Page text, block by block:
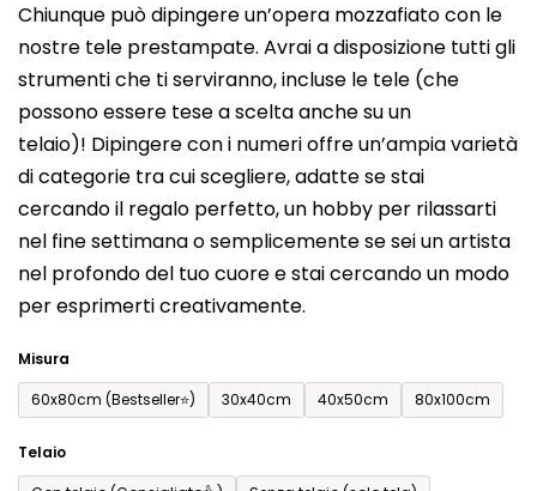
Chiunque può dipingere un’opera mozzafiato con le
nostre tele prestampate. Avrai a disposizione tutti gli
strumenti che ti serviranno, incluse le tele (che
possono essere tese a scelta anche su un
telaio)! Dipingere con i numeri offre un’ampia varietà
di categorie tra cui scegliere, adatte se stai
cercando il regalo perfetto, un hobby per rilassarti
nel fine settimana o semplicemente se sei un artista
nel profondo del tuo cuore e stai cercando un modo
per esprimerti creativamente.
Misura
60x80cm (Bestseller⭐)
30x40cm 40x50cm 80x100cm
Telaio
prodotto
è
0,0
su
5
stelle.